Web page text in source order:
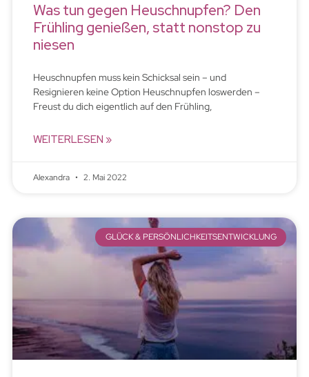
Was tun gegen Heuschnupfen? Den
Frühling genießen, statt nonstop zu
niesen
Heuschnupfen muss kein Schicksal sein – und
Resignieren keine Option Heuschnupfen loswerden –
Freust du dich eigentlich auf den Frühling,
WEITERLESEN »
Alexandra 2. Mai 2022
GLÜCK & PERSÖNLICHKEITSENTWICKLUNG